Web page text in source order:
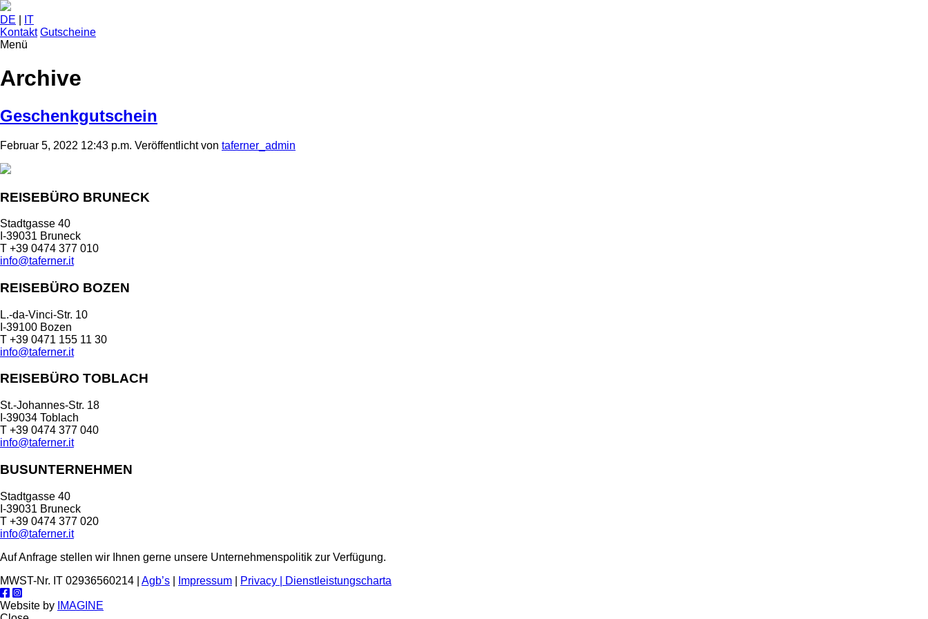
DE
IT
Kontakt Gutscheine
Menü
Archive
Geschenkgutschein
Februar 5, 2022 12:43 p.m. Veröffentlicht von taferner_admin
REISEBÜRO BRUNECK
Stadtgasse 40
I-39031 Bruneck
T +39 0474 377 010
info@taferner.it
REISEBÜRO BOZEN
L.-da-Vinci-Str. 10
I-39100 Bozen
T +39 0471 155 11 30
info@taferner.it
REISEBÜRO TOBLACH
St.-Johannes-Str. 18
I-39034 Toblach
T +39 0474 377 040
info@taferner.it
BUSUNTERNEHMEN
Stadtgasse 40
I-39031 Bruneck
T +39 0474 377 020
info@taferner.it
Auf Anfrage stellen wir Ihnen gerne unsere Unternehmenspolitik zur Verfügung.
MWST-Nr. IT 02936560214 | Agb’s Impressum Privacy | Dienstleistungscharta
Website by IMAGINE